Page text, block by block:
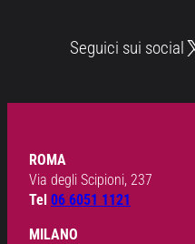
Seguici sui socialX
ROMA
Via degli Scipioni, 237
Tel 06 6051 1121
MILANO